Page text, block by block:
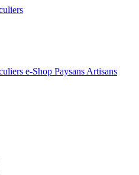
e-Shop Paysans Artisans